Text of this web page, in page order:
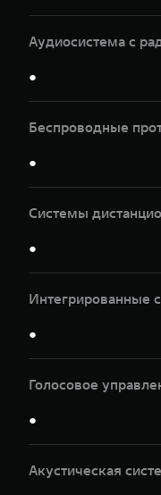
Аудиосистема с
●
Беспроводные
●
Системы
●
Интегрированные
●
Голосовое
●
Акустическая